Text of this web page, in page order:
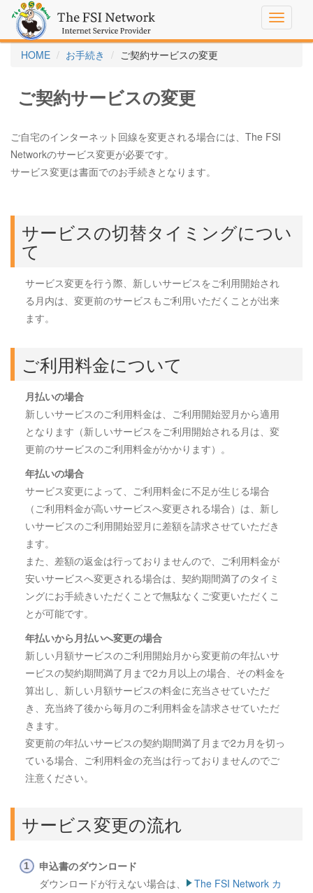
Toggle
HOME
お手続き ご契約サービスの変更
ご契約サービスの変更
ご自宅のインターネット回線を変更される場合には、The FSI
Networkのサービス変更が必要です。
サービス変更は書面でのお手続きとなります。
サービスの切替タイミングについ
て
サービス変更を行う際、新しいサービスをご利用開始され
る月内は、変更前のサービスもご利用いただくことが出来
ます。
ご利用料金について
月払いの場合
新しいサービスのご利用料金は、ご利用開始翌月から適用
となります（新しいサービスをご利用開始される月は、変
更前のサービスのご利用料金がかかります）。
年払いの場合
サービス変更によって、ご利用料金に不足が生じる場合
（ご利用料金が高いサービスへ変更される場合）は、新し
いサービスのご利用開始翌月に差額を請求させていただき
ます。
また、差額の返金は行っておりませんので、ご利用料金が
安いサービスへ変更される場合は、契約期間満了のタイミ
ングにお手続きいただくことで無駄なくご変更いただくこ
とが可能です。
年払いから月払いへ変更の場合
新しい月額サービスのご利用開始月から変更前の年払いサ
ービスの契約期間満了月まで2カ月以上の場合、その料金を
算出し、新しい月額サービスの料金に充当させていただ
き、充当終了後から毎月のご利用料金を請求させていただ
きます。
変更前の年払いサービスの契約期間満了月まで2カ月を切っ
ている場合、ご利用料金の充当は行っておりませんのでご
注意ください。
サービス変更の流れ
申込書のダウンロード
ダウンロードが行えない場合は、
The FSI Network カ